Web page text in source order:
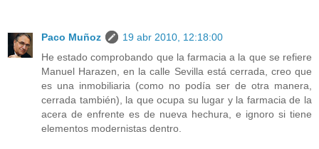
Paco Muñoz
19 abr 2010, 12:18:00
He estado comprobando que la farmacia a la que se refiere
Manuel Harazen, en la calle Sevilla está cerrada, creo que
es una inmobiliaria (como no podía ser de otra manera,
cerrada también), la que ocupa su lugar y la farmacia de la
acera de enfrente es de nueva hechura, e ignoro si tiene
elementos modernistas dentro.